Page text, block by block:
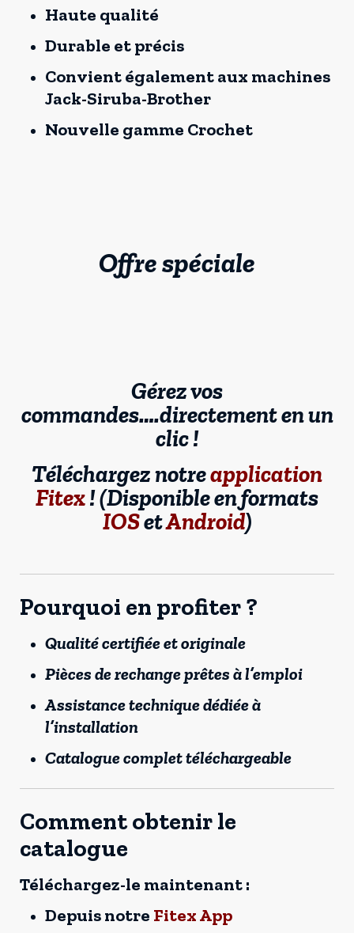
Haute qualité
Durable et précis
Convient également aux machines
Jack-Siruba-Brother
Nouvelle gamme Crochet
Offre spéciale
Gérez vos
commandes….directement en un
clic !
Téléchargez notreapplication
Fitex! (Disponible en formats
IOSetAndroid)
Pourquoi en profiter ?
Qualité certifiée et originale
Pièces de rechange prêtes à l’emploi
Assistance technique dédiée à
l’installation
Catalogue complet téléchargeable
Comment obtenir le
catalogue
Téléchargez-le maintenant :
Depuis notre Fitex App